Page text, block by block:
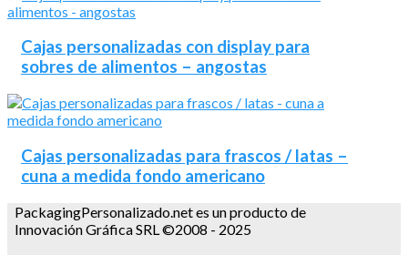
Cajas personalizadas con display para
sobres de alimentos – angostas
Cajas personalizadas para frascos / latas –
cuna a medida fondo americano
PackagingPersonalizado.net es un producto de
Innovación Gráfica SRL ©2008 - 2025